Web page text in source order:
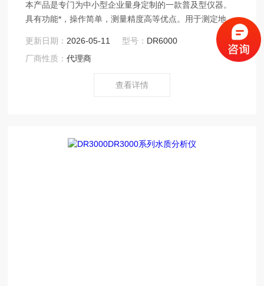
本产品是专门为中小型企业量身定制的一款普及型仪器。
具有功能*，操作简单，测量精度高等优点。用于测定地表
（COD）、氨氮、总磷等多种参数。
更新日期： 2026-05-11 型号： DR6000
厂商性质：代理商
查看详情